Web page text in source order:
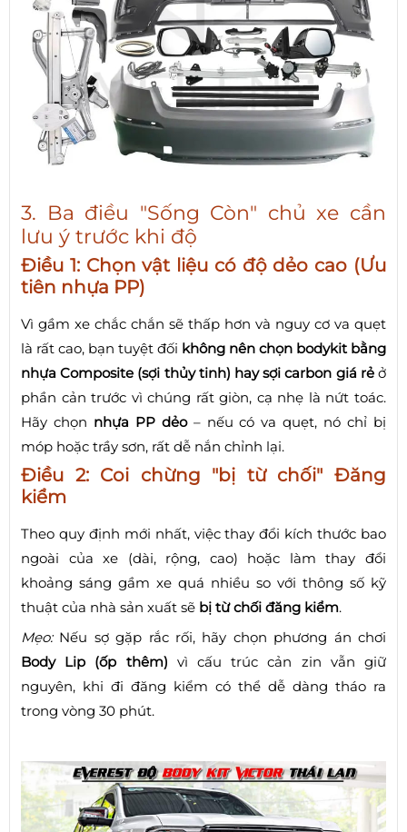
3. Ba điều "Sống Còn" chủ xe cần
lưu ý trước khi độ
Điều 1: Chọn vật liệu có độ dẻo cao (Ưu
tiên nhựa PP)
Vì gầm xe chắc chắn sẽ thấp hơn và nguy cơ va quẹt
là rất cao, bạn tuyệt đối không nên chọn bodykit bằng
nhựa Composite (sợi thủy tinh) hay sợi carbon giá rẻở
phần cản trước vì chúng rất giòn, cạ nhẹ là nứt toác.
Hãy chọn nhựa PP dẻo– nếu có va quẹt, nó chỉ bị
móp hoặc trầy sơn, rất dễ nắn chỉnh lại.
Điều 2: Coi chừng "bị từ chối" Đăng
kiểm
Theo quy định mới nhất, việc thay đổi kích thước bao
ngoài của xe (dài, rộng, cao) hoặc làm thay đổi
khoảng sáng gầm xe quá nhiều so với thông số kỹ
thuật của nhà sản xuất sẽ bị từ chối đăng kiểm.
Mẹo:Nếu sợ gặp rắc rối, hãy chọn phương án chơi
Body Lip (ốp thêm) vì cấu trúc cản zin vẫn giữ
nguyên, khi đi đăng kiểm có thể dễ dàng tháo ra
trong vòng 30 phút.